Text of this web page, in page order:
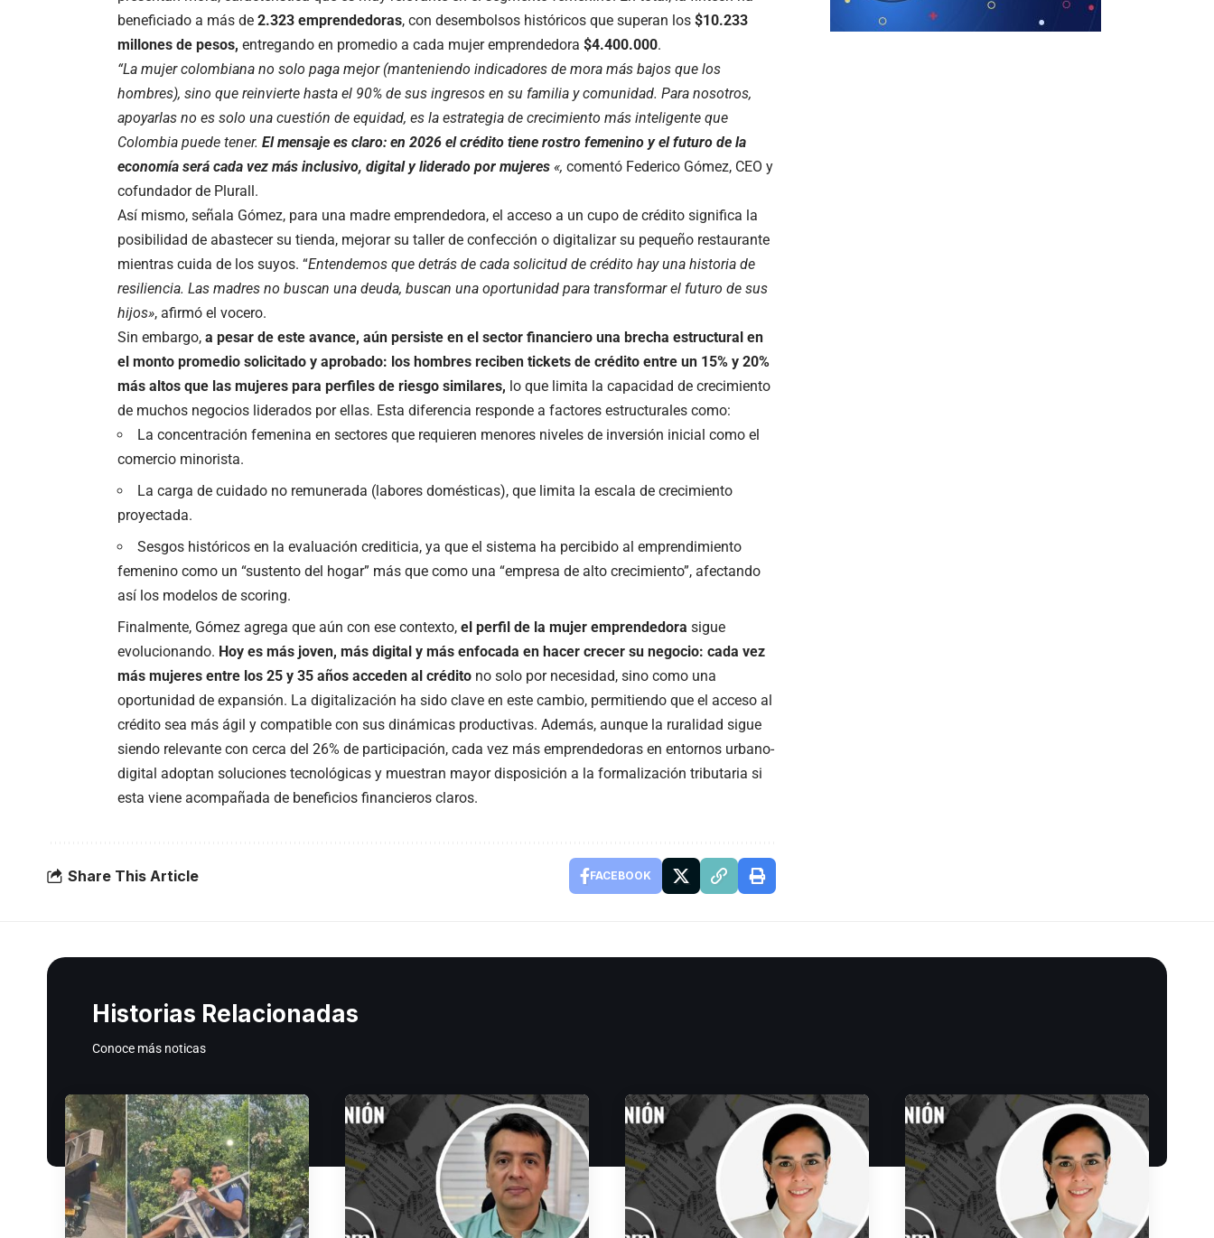
beneficiado a más de 2.323 emprendedoras, con desembolsos históricos que superan los $10.233
millones de pesos, entregando en promedio a cada mujer emprendedora $4.400.000.
“La mujer colombiana no solo paga mejor (manteniendo indicadores de mora más bajos que los
hombres), sino que reinvierte hasta el 90% de sus ingresos en su familia y comunidad. Para nosotros,
apoyarlas no es solo una cuestión de equidad, es la estrategia de crecimiento más inteligente que
Colombia puede tener. El mensaje es claro: en 2026 el crédito tiene rostro femenino y el futuro de la
economía será cada vez más inclusivo, digital y liderado por mujeres «, comentó Federico Gómez, CEO y
cofundador de Plurall.
Así mismo, señala Gómez, para una madre emprendedora, el acceso a un cupo de crédito significa la
posibilidad de abastecer su tienda, mejorar su taller de confección o digitalizar su pequeño restaurante
mientras cuida de los suyos. “Entendemos que detrás de cada solicitud de crédito hay una historia de
resiliencia. Las madres no buscan una deuda, buscan una oportunidad para transformar el futuro de sus
hijos», afirmó el vocero.
Sin embargo, a pesar de este avance, aún persiste en el sector financiero una brecha estructural en
el monto promedio solicitado y aprobado: los hombres reciben tickets de crédito entre un 15% y 20%
más altos que las mujeres para perfiles de riesgo similares, lo que limita la capacidad de crecimiento
de muchos negocios liderados por ellas. Esta diferencia responde a factores estructurales como:
La concentración femenina en sectores que requieren menores niveles de inversión inicial como el
comercio minorista.
La carga de cuidado no remunerada (labores domésticas), que limita la escala de crecimiento
proyectada.
Sesgos históricos en la evaluación crediticia, ya que el sistema ha percibido al emprendimiento
femenino como un “sustento del hogar” más que como una “empresa de alto crecimiento”, afectando
así los modelos de scoring.
Finalmente, Gómez agrega que aún con ese contexto, el perfil de la mujer emprendedora sigue
evolucionando. Hoy es más joven, más digital y más enfocada en hacer crecer su negocio: cada vez
más mujeres entre los 25 y 35 años acceden al crédito no solo por necesidad, sino como una
oportunidad de expansión. La digitalización ha sido clave en este cambio, permitiendo que el acceso al
crédito sea más ágil y compatible con sus dinámicas productivas. Además, aunque la ruralidad sigue
siendo relevante con cerca del 26% de participación, cada vez más emprendedoras en entornos urbano-
digital adoptan soluciones tecnológicas y muestran mayor disposición a la formalización tributaria si
esta viene acompañada de beneficios financieros claros.
Share This Article FACEBOOK
Historias Relacionadas
Conoce más noticas